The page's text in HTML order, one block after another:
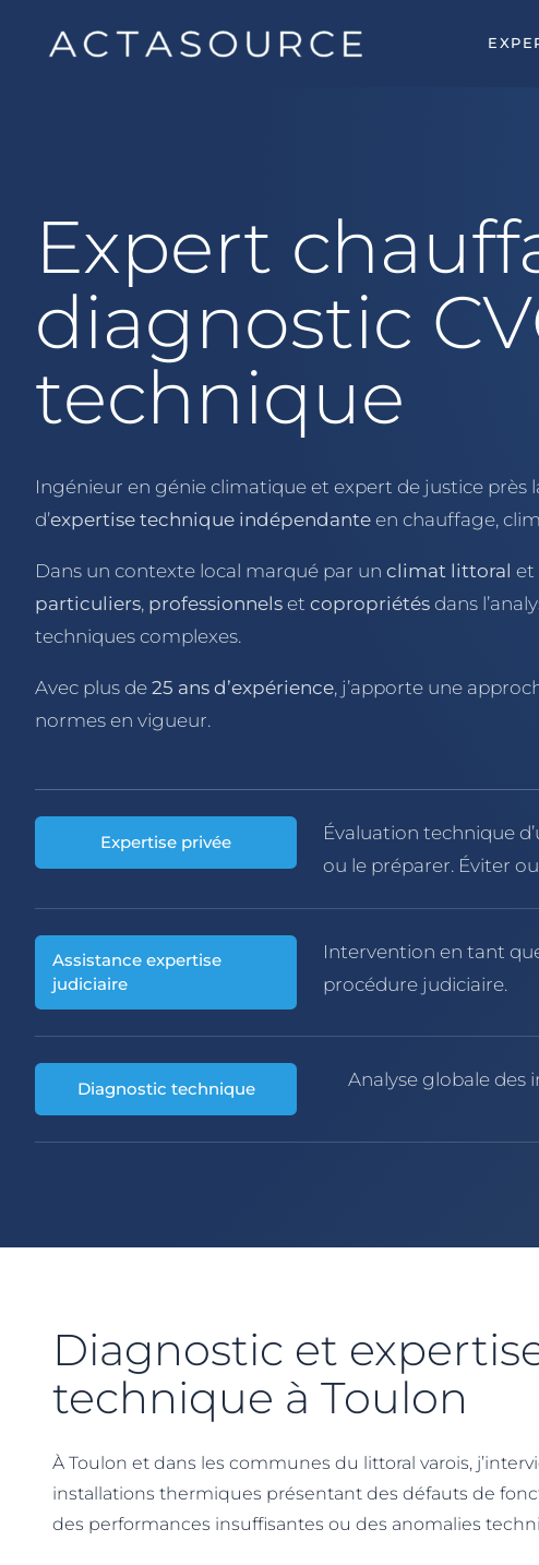
Expert
diagnostic
technique
Ingénieur en génie climatique et expert de justice près
d’expertise technique indépendante en chauffage,
Dans un contexte local marqué par un climat littoral et
particuliers, professionnels et copropriétés dans
techniques complexes.
Avec plus de 25 ans d’expérience, j’apporte une
normes en vigueur.
Expertise privée
Évaluation technique
ou le préparer. Éviter
Assistance expertise
judiciaire
Intervention en tant
procédure judiciaire.
Diagnostic technique Analyse globale des
Diagnostic et
technique à Toulon
À Toulon et dans les communes du littoral varois,
installations thermiques présentant des défauts de
des performances insuffisantes ou des anomalies